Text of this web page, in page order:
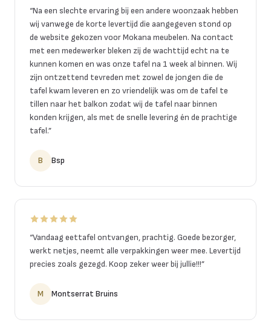
“Na een slechte ervaring bij een andere woonzaak hebben
wij vanwege de korte levertijd die aangegeven stond op
de website gekozen voor Mokana meubelen. Na contact
met een medewerker bleken zij de wachttijd echt na te
kunnen komen en was onze tafel na 1 week al binnen. Wij
zijn ontzettend tevreden met zowel de jongen die de
tafel kwam leveren en zo vriendelijk was om de tafel te
tillen naar het balkon zodat wij de tafel naar binnen
konden krijgen, als met de snelle levering én de prachtige
tafel.”
B Bsp
“Vandaag eettafel ontvangen, prachtig. Goede bezorger,
werkt netjes, neemt alle verpakkingen weer mee. Levertijd
precies zoals gezegd. Koop zeker weer bij jullie!!!”
M Montserrat Bruins